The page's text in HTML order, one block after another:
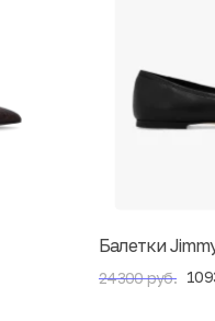
Балетки
24300 руб.